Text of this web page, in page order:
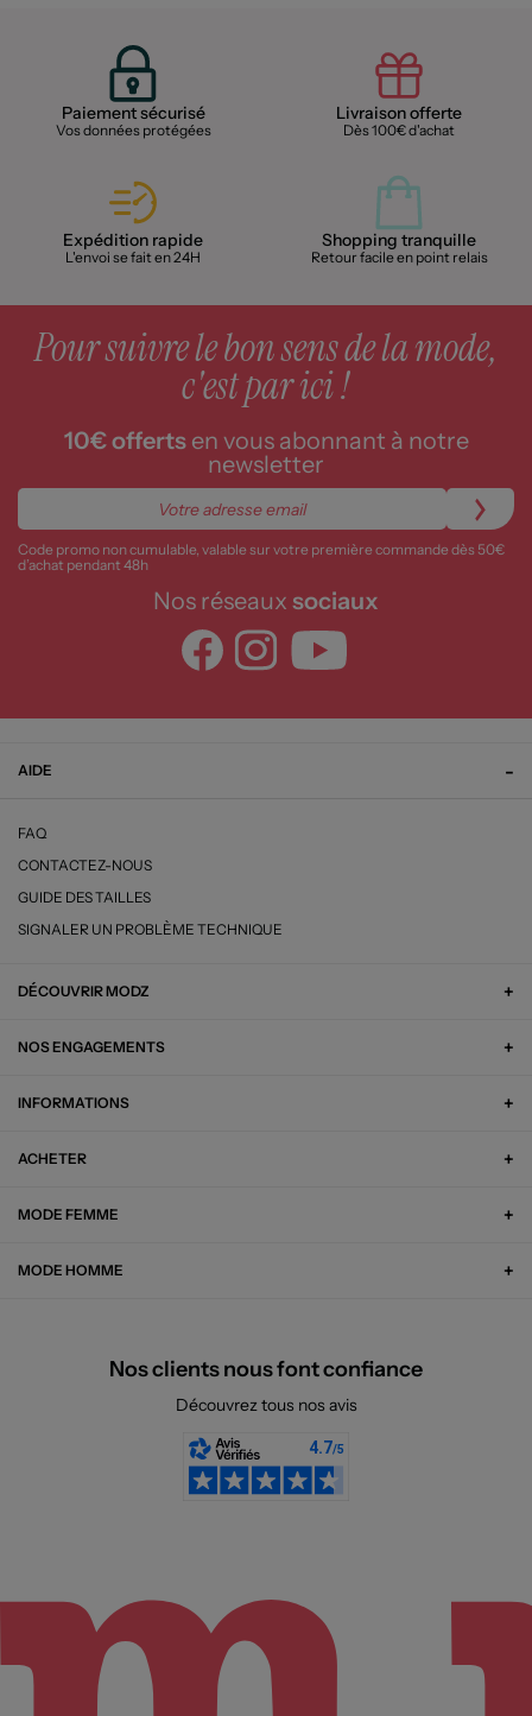
Paiement sécurisé
Vos données protégées
Livraison offerte
Dès 100€ d'achat
Expédition rapide
L'envoi se fait en 24H
Shopping tranquille
Retour facile en point relais
Pour suivre le bon sens de la mode,
c'est par ici !
10€ offertsen vous abonnant à notre
newsletter
Code promo non cumulable, valable sur votre première commande dès 50€
d’achat pendant 48h
Nos réseaux sociaux
AIDE
FAQ
CONTACTEZ-NOUS
GUIDE DES TAILLES
SIGNALER UN PROBLÈME TECHNIQUE
DÉCOUVRIR MODZ
NOS ENGAGEMENTS
INFORMATIONS
ACHETER
MODE FEMME
MODE HOMME
Nos clients nous font confiance
Découvrez tous nos avis